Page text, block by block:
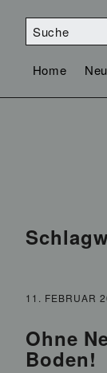
Home
11. FEBRUAR
Ohne
Boden!